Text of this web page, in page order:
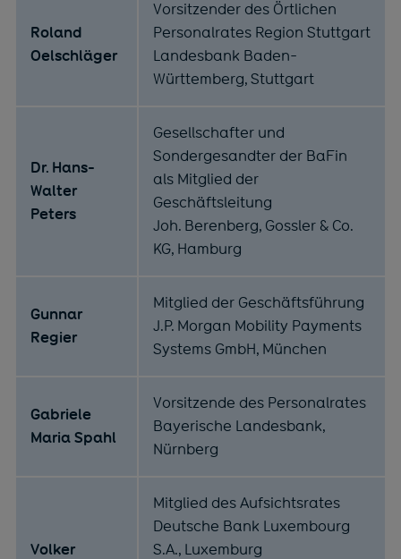
Roland
Oelschläger
Vorsitzender des Örtlichen
Personalrates Region Stuttgart
Landesbank Baden-
Württemberg, Stuttgart
Dr. Hans-
Walter
Peters
Gesellschafter und
Sondergesandter der BaFin
als Mitglied der
Geschäftsleitung
Joh. Berenberg, Gossler & Co.
KG, Hamburg
Gunnar
Regier
Mitglied der Geschäftsführung
J.P. Morgan Mobility Payments
Systems GmbH, München
Gabriele
Maria Spahl
Vorsitzende des Personalrates
Bayerische Landesbank,
Nürnberg
Volker
Mitglied des Aufsichtsrates
Deutsche Bank Luxembourg
S.A., Luxemburg